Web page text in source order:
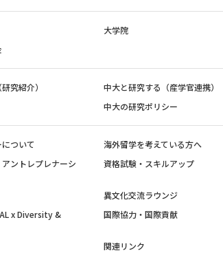
大学院
究紹介） 中大と研究する（産学官連携）
中大の研究ポリシー
ついて 海外留学を考えている方へ
ントレプレナーシ
資格試験・スキルアップ
異文化交流ラウンジ
x Diversity &
国際協力・国際貢献
関連リンク